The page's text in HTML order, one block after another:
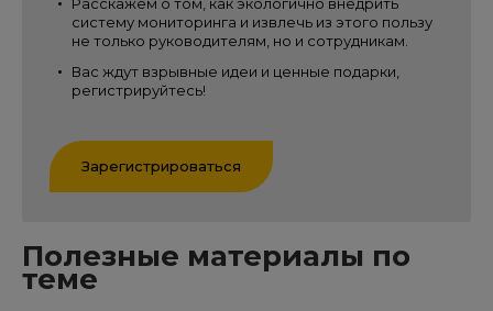
Расскажем о том, как экологично внедрить
систему мониторинга и извлечь из этого пользу
не только руководителям, но и сотрудникам.
Вас ждут взрывные идеи и ценные подарки,
регистрируйтесь!
Зарегистрироваться
Полезные материалы по
теме